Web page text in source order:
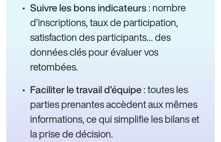
Suivre les bons indicateurs: nombre
d’inscriptions, taux de participation,
satisfaction des participants… des
données clés pour évaluer vos
retombées.
Faciliter le travail d’équipe: toutes les
parties prenantes accèdent aux mêmes
informations, ce qui simplifie les bilans et
la prise de décision.